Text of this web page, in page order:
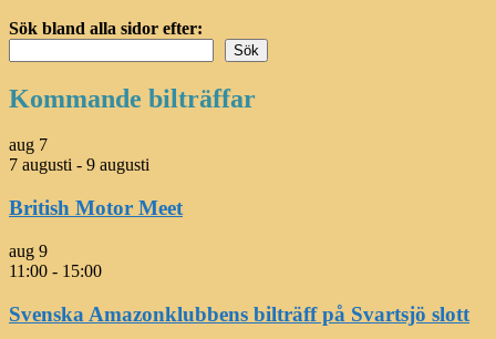
Sök bland alla sidor efter:
Sök
Kommande bilträffar
aug 7
7 augusti - 9 augusti
British Motor Meet
aug 9
11:00 - 15:00
Svenska Amazonklubbens bilträff på Svartsjö slott